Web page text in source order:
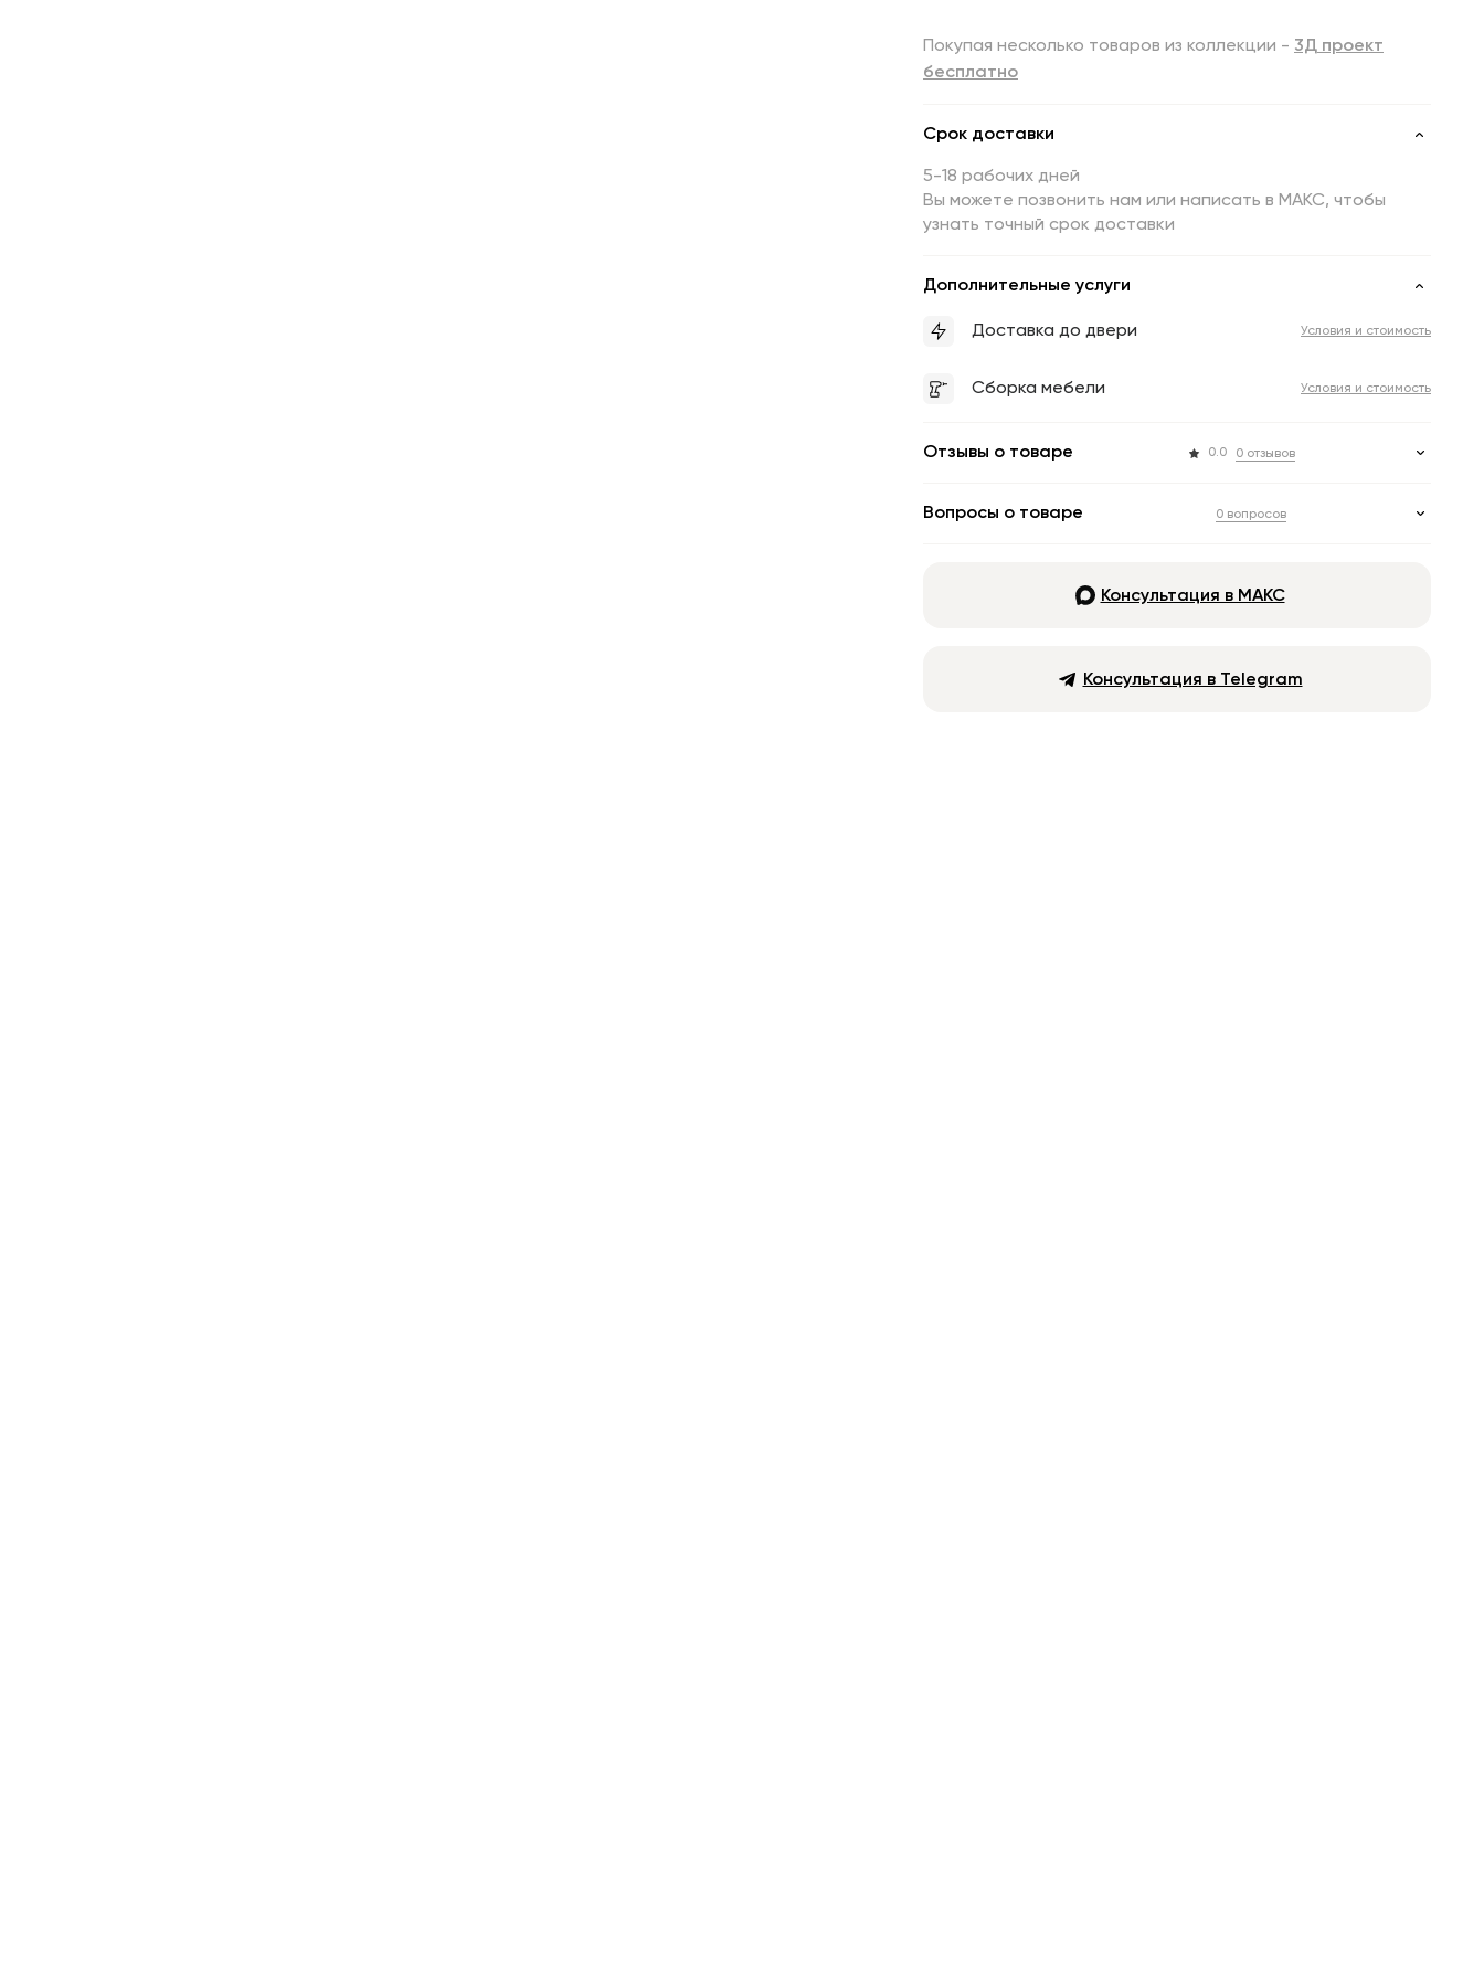
Покупая несколько товаров из коллекции - 3Д проект
бесплатно
Срок доставки
5-18 рабочих дней
Вы можете позвонить нам или написать в МАКС, чтобы
узнать точный срок доставки
Дополнительные услуги
Доставка до двери Условия и стоимость
Сборка мебели Условия и стоимость
Отзывы о товаре 0.0 0 отзывов
Вопросы о товаре 0 вопросов
Консультация в МАКС
Консультация в Telegram